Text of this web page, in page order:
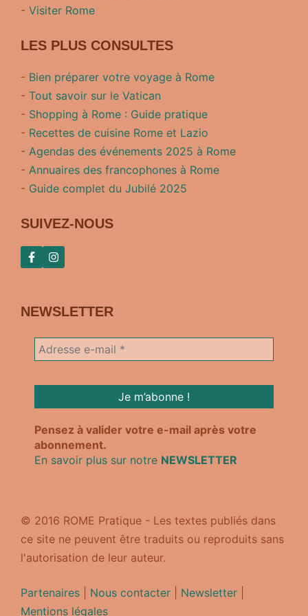
- Visiter Rome
LES PLUS CONSULTES
- Bien préparer votre voyage à Rome
- Tout savoir sur le Vatican
- Shopping à Rome : Guide pratique
- Recettes de cuisine Rome et Lazio
- Agendas des événements 2025 à Rome
- Annuaires des francophones à Rome
- Guide complet du Jubilé 2025
SUIVEZ-NOUS
NEWSLETTER
Pensez à valider votre e-mail après votre
abonnement.
En savoir plus sur notre NEWSLETTER
© 2016 ROME Pratique - Les textes publiés dans
ce site ne peuvent être traduits ou reproduits sans
l'autorisation de leur auteur.
Partenaires Nous contacter Newsletter
Mentions légales